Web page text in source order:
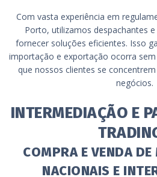
Com vasta experiência em
Porto, utilizamos despachantes
fornecer soluções eficientes. Isso
importação e exportação ocorra
que nossos clientes se
negócios.
INTERMEDIAÇÃO E
COMPRA E VENDA
NACIONAIS E